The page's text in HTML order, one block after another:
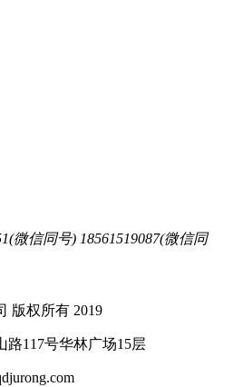
微信同号) 18561519087(微信同
版权所有 2019
路117号华林广场15层